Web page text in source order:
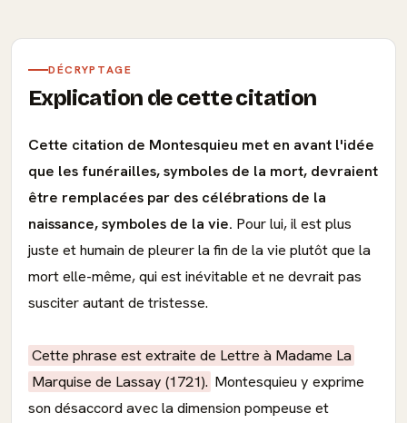
DÉCRYPTAGE
Explication de cette citation
Cette citation de Montesquieu met en avant l'idée
que les funérailles, symboles de la mort, devraient
être remplacées par des célébrations de la
naissance, symboles de la vie. Pour lui, il est plus
juste et humain de pleurer la fin de la vie plutôt que la
mort elle-même, qui est inévitable et ne devrait pas
susciter autant de tristesse.
Cette phrase est extraite de Lettre à Madame La
Marquise de Lassay (1721). Montesquieu y exprime
son désaccord avec la dimension pompeuse et